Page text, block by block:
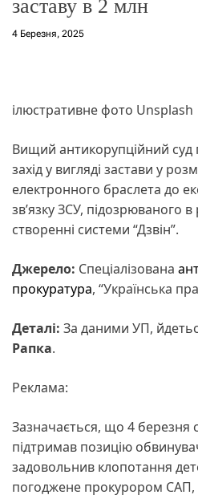
заставу в 2 млн
4 Березня, 2025
ілюстративне фото Unsplash
Вищий антикорупційний
захід у вигляді застави у
електронного браслета до
зв’язку ЗСУ, підозрюваного
створенні системи “Дзвін”.
Джерело: Спеціалізована
прокуратура, “Українська
Деталі: За даними УП,
Рапка.
Реклама:
Зазначається, що 4 березня
підтримав позицію
задовольнив клопотання
погоджене прокурором САП,